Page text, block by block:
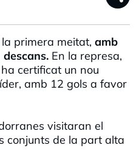
primera meitat, amb
En la represa,
certificat un nou
amb 12 gols a favor
visitaran el
conjunts de la part alta